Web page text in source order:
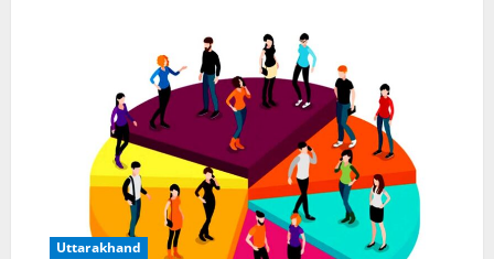
संस्कृति
रही
खत्म,
पैतृक
गांव
में
बोले
योगी
आदित्यनाथ
Uttarakhand